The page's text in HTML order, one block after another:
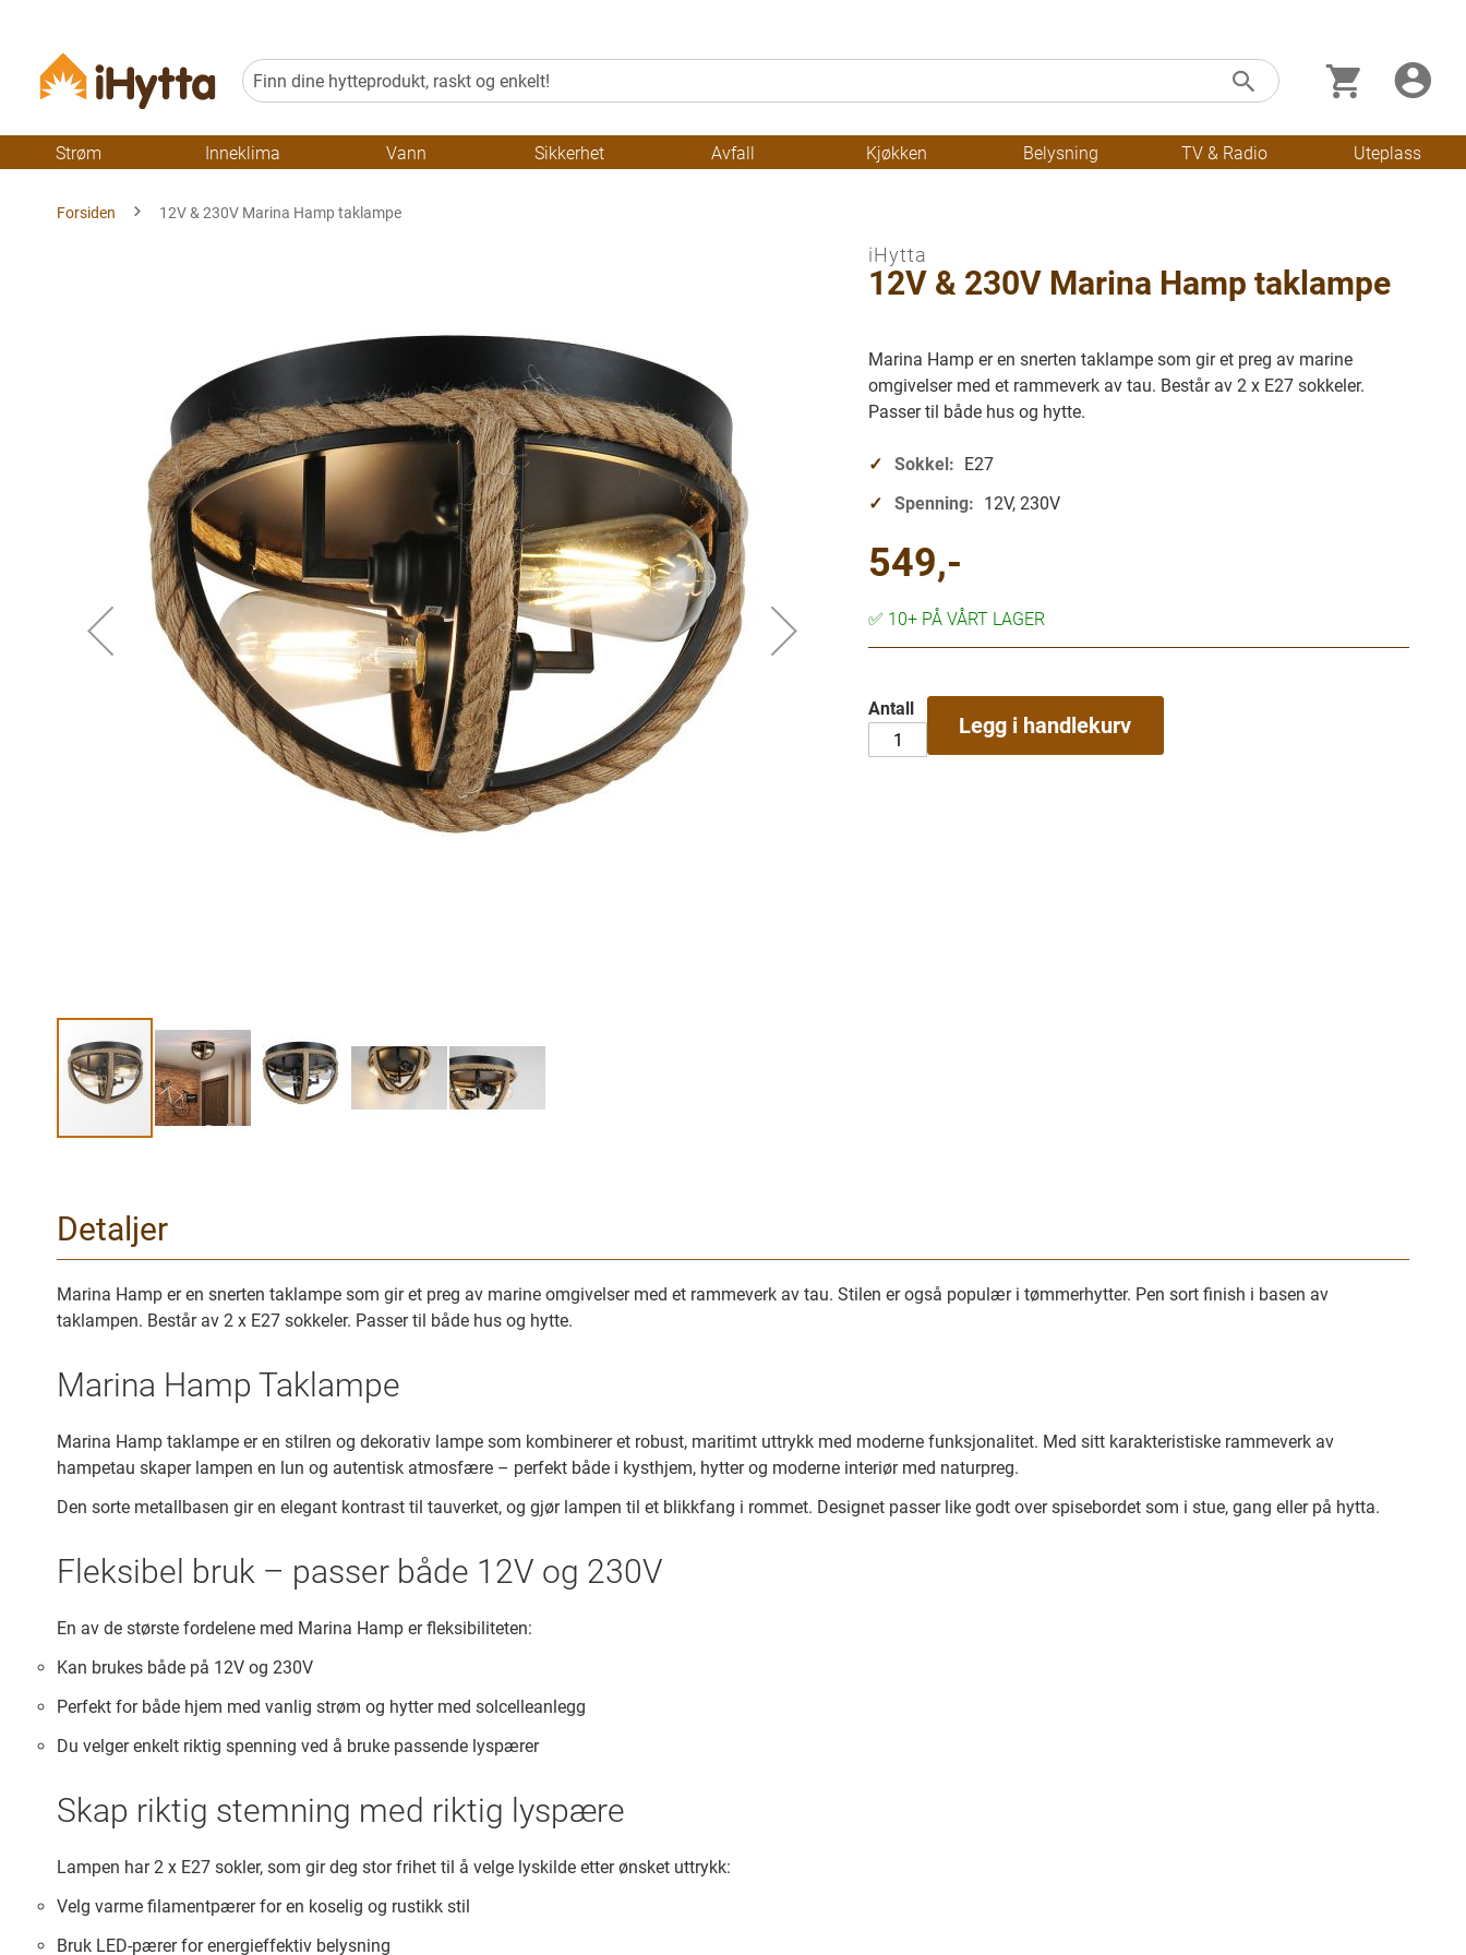
Søk Min
Skip
Strøm
Inneklima Vann Sikkerhet Avfall Kjøkken Belysning TV & Radio Uteplass
Forsiden 12V & 230V Marina Hamp taklampe
av
bilder
galleriet
iHytta
12V & 230V Marina Hamp taklampe
Marina Hamp er en snerten taklampe som gir et preg av marine
omgivelser med et rammeverk av tau. Består av 2 x E27 sokkeler.
Passer til både hus og hytte.
Sokkel: E27
Spenning: 12V, 230V
549,-
✅ 10+ PÅ VÅRT LAGER
Antall
Legg i handlekurv
Detaljer
Marina Hamp er en snerten taklampe som gir et preg av marine omgivelser med et rammeverk av tau. Stilen er også populær i tømmerhytter. Pen sort finish i basen av
taklampen. Består av 2 x E27 sokkeler. Passer til både hus og hytte.
Marina Hamp Taklampe
Marina Hamp taklampe er en stilren og dekorativ lampe som kombinerer et robust, maritimt uttrykk med moderne funksjonalitet. Med sitt karakteristiske rammeverk av
hampetau skaper lampen en lun og autentisk atmosfære – perfekt både i kysthjem, hytter og moderne interiør med naturpreg.
Den sorte metallbasen gir en elegant kontrast til tauverket, og gjør lampen til et blikkfang i rommet. Designet passer like godt over spisebordet som i stue, gang eller på hytta.
Fleksibel bruk – passer både 12V og 230V
En av de største fordelene med Marina Hamp er fleksibiliteten:
Kan brukes både på 12V og 230V
Perfekt for både hjem med vanlig strøm og hytter med solcelleanlegg
Du velger enkelt riktig spenning ved å bruke passende lyspærer
Skap riktig stemning med riktig lyspære
Lampen har 2 x E27 sokler, som gir deg stor frihet til å velge lyskilde etter ønsket uttrykk:
Velg varme filamentpærer for en koselig og rustikk stil
Bruk LED-pærer for energieffektiv belysning